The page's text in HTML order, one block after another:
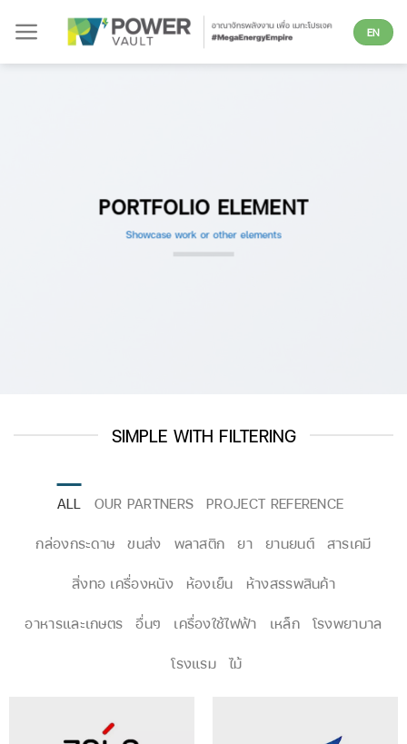
content
EN
PORTFOLIO ELEMENT
Showcase work or other elements
SIMPLE WITH FILTERING
ALL OUR PARTNERS
PROJECT REFERENCE
กล่องกระดาษ
ขนส่ง พลาสติก ยา ยานยนต์
สารเคมี
สิ่งทอ เครื่องหนัง
ห้องเย็น
ห้างสรรพสินค้า
อาหารและเกษตร
อื่นๆ เครื่องใช้ไฟฟ้า เหล็ก
โรงพยาบาล
โรงแรม
ไม้